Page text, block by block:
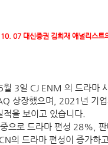
07 대신증권 김희재 애널리스트
3일 CJ ENM 의 드라마
상장했으며, 2021년 기
을 보이고 있습니다.
으로 드라마 편성 28%,
의 드라마 편성이 증가하